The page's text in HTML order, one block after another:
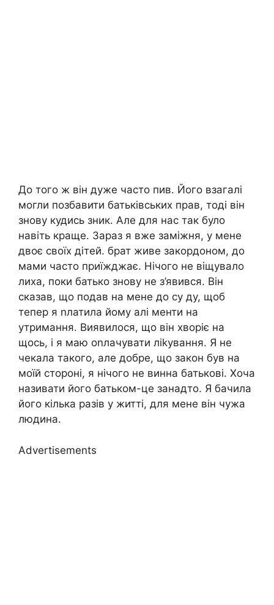
До того ж він дуже часто пив. Його взагалі
могли позбавити батьківських прав, тоді він
знову кудись зник. Але для нас так було
навіть краще. Зараз я вже заміжня, у мене
двоє своїх дітей. брат живе закордоном, до
мами часто приїжджає. Нічого не віщувало
лиха, поки батько знову не з’явився. Він
сказав, що подав на мене до су ду, щоб
тепер я nлатила йому алі менти на
утримання. Виявилося, що він хворіє на
щось, і я маю оnлачувати ліkування. Я не
чекала такого, але добре, що закон був на
моїй стороні, я нічого не винна батькові. Хоча
називати його батьком-це занадто. Я бачила
його кілька разів у житті, для мене він чужа
людина.
Advertisements